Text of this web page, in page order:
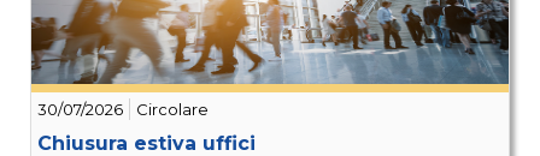
30/07/2026 Circolare
Chiusura estiva uffici